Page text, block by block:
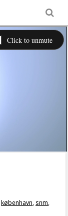
københavn, snm,